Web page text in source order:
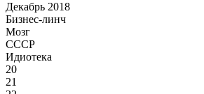
Декабрь 2018
Бизнес-линч
Мозг
СССР
Идиотека
20
21